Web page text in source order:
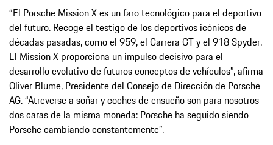
“El Porsche Mission X es un faro tecnológico para el deportivo
del futuro. Recoge el testigo de los deportivos icónicos de
décadas pasadas, como el 959, el Carrera GT y el 918 Spyder.
El Mission X proporciona un impulso decisivo para el
desarrollo evolutivo de futuros conceptos de vehículos”, afirma
Oliver Blume, Presidente del Consejo de Dirección de Porsche
AG. “Atreverse a soñar y coches de ensueño son para nosotros
dos caras de la misma moneda: Porsche ha seguido siendo
Porsche cambiando constantemente”.